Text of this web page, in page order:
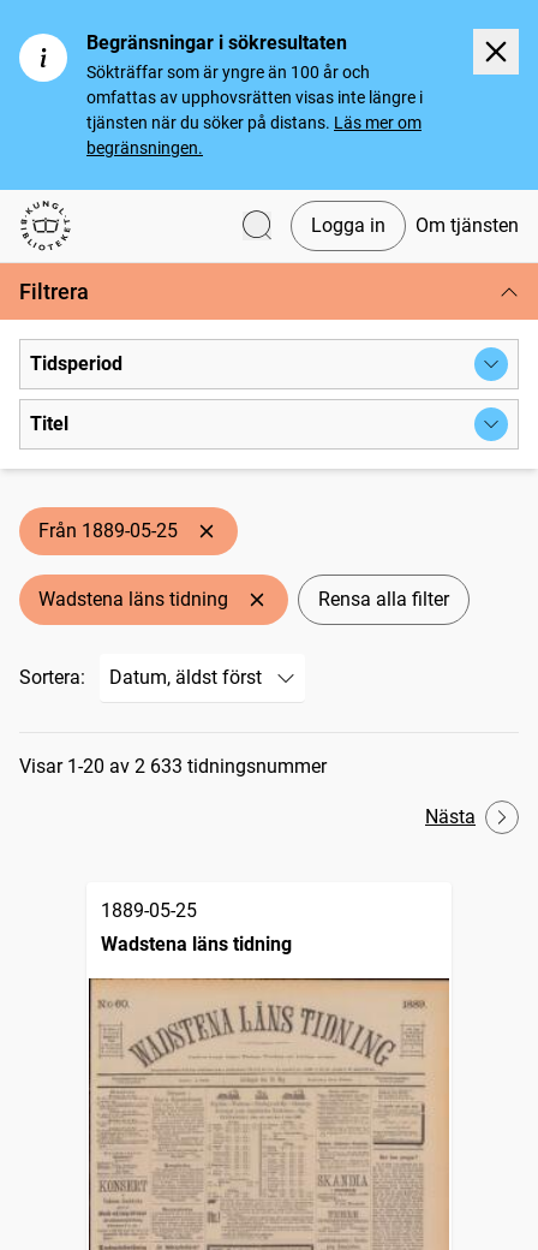
Begränsningar i sökresultaten
Sökträffar som är yngre än 100 år och
omfattas av upphovsrätten visas inte längre i
tjänsten när du söker på distans. Läs mer om
begränsningen.
Svenska tidningar
Logga in Om tjänsten
Filtrera
Tidsperiod
Titel
Från 1889-05-25
Wadstena läns tidning Rensa alla filter
Sortera:
Sökresultat
Visar 1-20 av 2 633 tidningsnummer
Nästa
1889-05-25
Wadstena läns tidning